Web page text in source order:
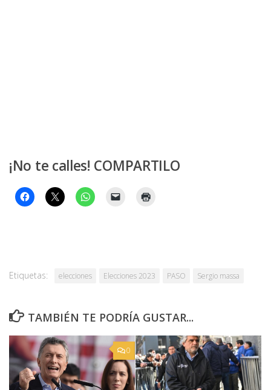
¡No te calles! COMPARTILO
Etiquetas: elecciones Elecciones 2023 PASO Sergio massa
TAMBIÉN TE PODRÍA GUSTAR...
0